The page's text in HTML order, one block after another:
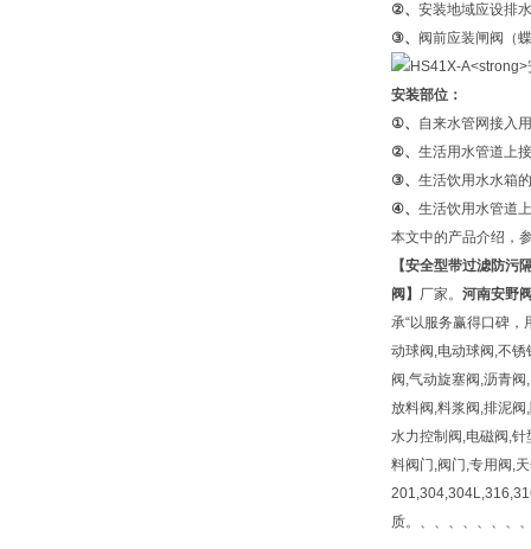
②、 安装地域应设排
③、 阀前应装闸阀（
安装部位：
①、 自来水管网接入
②、 生活用水管道上
③、 生活饮用水水箱
④、 生活饮用水管道
本文中的产品介绍，
【安全型带过滤防污
阀】 厂家。 河南安野
承“以服务赢得口碑
动球阀,电动球阀,不
阀,气动旋塞阀,沥青
放料阀,料浆阀,排泥
水力控制阀,电磁阀,
料阀门,阀门,专用阀,
质。、、、、、、、